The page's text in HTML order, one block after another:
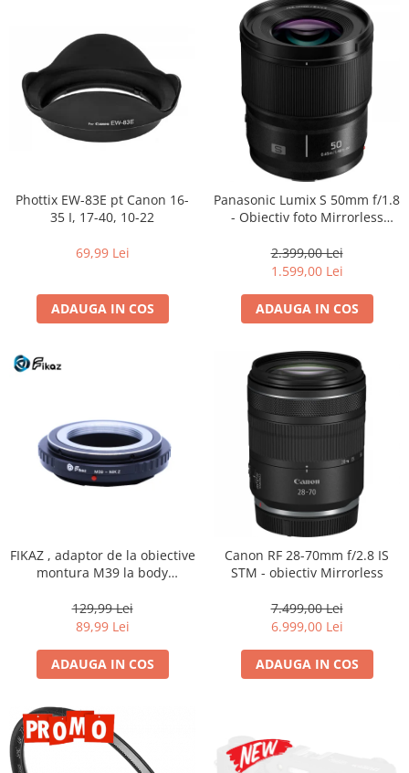
Cabluri
Carcase de tip Cage, pentru
integrare in sisteme video
complexe
Curatare Senzor
Nivela patina
Vizor
Accesorii diverse
Genti, Rucsacuri, Troller foto
Genti foto
Genti, Troller Video
Rucsacuri Foto
Only One Shoulder - SlingShot
Hamuri si Centuri foto
Curele Aparat - Umar
Genti Laptop si iPad
Hand Strap / Grip
Troller
Solid-State Drive (SSD)
Video / Camere si accesorii
Camere video profesionale
Phottix EW-83E pt Canon 16-
35 I, 17-40, 10-22
69,99 Lei
ADAUGA IN COS
Panasonic Lumix S 50mm f/1.8
- Obiectiv foto Mirrorless
2.399,00 Lei
1.599,00 Lei
ADAUGA IN COS
FIKAZ , adaptor de la obiective
montura M39 la body
129,99 Lei
89,99 Lei
ADAUGA IN COS
Canon RF 28-70mm f/2.8 IS
STM - obiectiv Mirrorless
7.499,00 Lei
6.999,00 Lei
ADAUGA IN COS